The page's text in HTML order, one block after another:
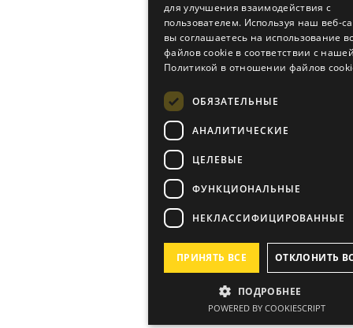
для улучшения взаимодействия с
пользователем. Используя наш веб-
вы соглашаетесь на использование
файлов cookie в соответствии с
Политикой в ​​отношении файлов
ОБЯЗАТЕЛЬНЫЕ
АНАЛИТИЧЕСКИЕ
ЦЕЛЕВЫЕ
ФУНКЦИОНАЛЬНЫЕ
НЕКЛАССИФИЦИРОВАННЫЕ
ПРИНЯТЬ ВСЕ ОТКЛОНИТЬ
ПОДРОБНЕЕ
POWERED BY COOKIESCRIPT